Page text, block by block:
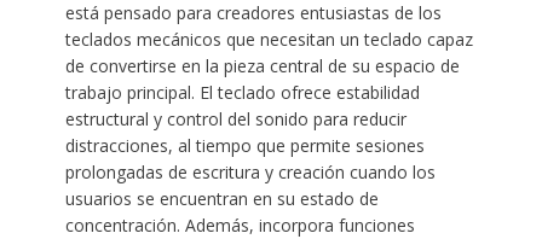
está pensado para creadores entusiastas de los
teclados mecánicos que necesitan un teclado capaz
de convertirse en la pieza central de su espacio de
trabajo principal. El teclado ofrece estabilidad
estructural y control del sonido para reducir
distracciones, al tiempo que permite sesiones
prolongadas de escritura y creación cuando los
usuarios se encuentran en su estado de
concentración. Además, incorpora funciones